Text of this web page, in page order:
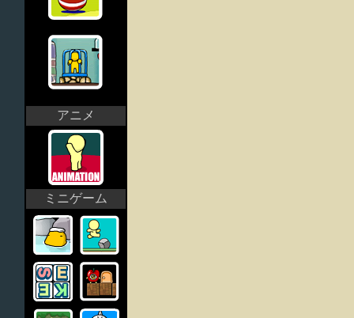
アニメ
ミニゲーム